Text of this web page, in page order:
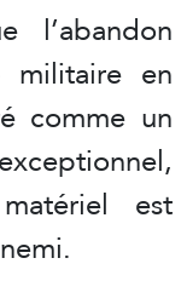
l’abandon
militaire en
comme un
est